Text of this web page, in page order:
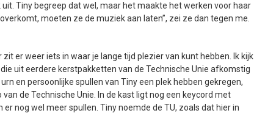
uit. Tiny begreep dat wel, maar het maakte het werken voor haar
moeten ze de muziek aan laten”, zei ze dan tegen me.
zit er weer iets in waar je lange tijd plezier van kunt hebben. Ik kijk
uit eerdere kerstpakketten van de Technische Unie afkomstig
en persoonlijke spullen van Tiny een plek hebben gekregen,
de Technische Unie. In de kast ligt nog een keycord met
nog wel meer spullen. Tiny noemde de TU, zoals dat hier in